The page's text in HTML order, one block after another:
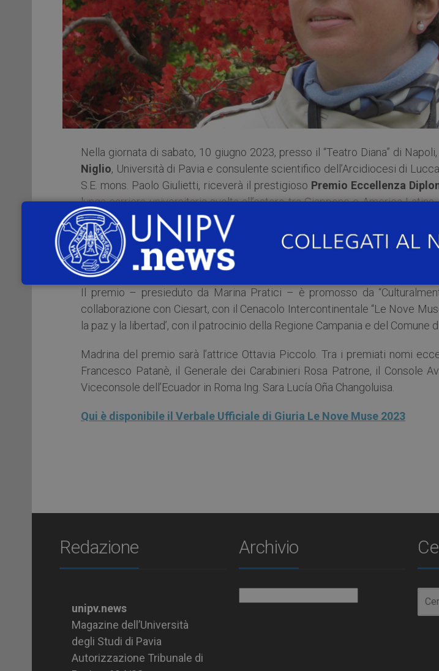
Nella giornata di sabato, 10 giugno 2023, presso il “Teatro Diana” di
Niglio, Università di Pavia e consulente scientifico dell’Arcidiocesi di
S.E. mons. Paolo Giulietti, riceverà il prestigioso Premio Eccellenza
lunga carriera universitaria svolta all’estero tra Giappone e America
riconoscimenti scientifici conseguiti all’estero.
Importanti anche le numerose missioni svolte in diversi paesi del mondo
religiose cattoliche per la valorizzazione del patrimonio culturale locale e
Il premio – presieduto da Marina Pratici – è promosso da
collaborazione con Ciesart, con il Cenacolo Intercontinentale “Le Nove
la paz y la libertad’, con il patrocinio della Regione Campania e del Comune
Madrina del premio sarà l’attrice Ottavia Piccolo. Tra i premiati nomi
Francesco Patanè, il Generale dei Carabinieri Rosa Patrone, il Console
Viceconsole dell’Ecuador in Roma Ing. Sara Lucía Oña Changoluisa.
Qui è disponibile il Verbale Ufficiale di Giuria Le Nove Muse 2023
Redazione
unipv.news
Magazine dell’Università
degli Studi di Pavia
Autorizzazione Tribunale di
Archivio